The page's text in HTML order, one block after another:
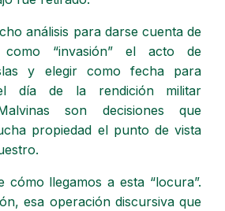
análisis para darse cuenta de
como “invasión” el acto de
y elegir como fecha para
día de la rendición militar
son decisiones que
propiedad el punto de vista
cómo llegamos a esta “locura”.
esa operación discursiva que